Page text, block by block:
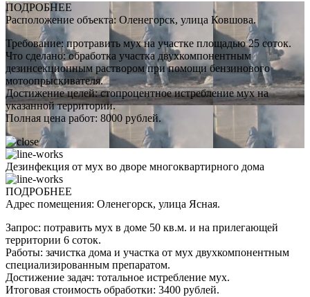
ПОДРОБНЕЕ
Расположение объекта: Оленегорск, улица Ковшова.
Требование: протравить мух на участке площадью 25 соток.
Что сделано: обработка участка двухкомпонентным
дезинсекционным раствором при помощи бензинового
мотоопрыскивателя.
Достижение целей: стопроцентное истребление мух на
указанной территории.
Полная цена работ: 8000 рублей.
Дезинфекция от мух во дворе многоквартирного дома
ПОДРОБНЕЕ
Адрес помещения: Оленегорск, улица Ясная.
Запрос: потравить мух в доме 50 кв.м. и на прилегающей
территории 6 соток.
Работы: зачистка дома и участка от мух двухкомпонентным
специализированным препаратом.
Достижение задач: тотальное истребление мух.
Итоговая стоимость обработки: 3400 рублей.